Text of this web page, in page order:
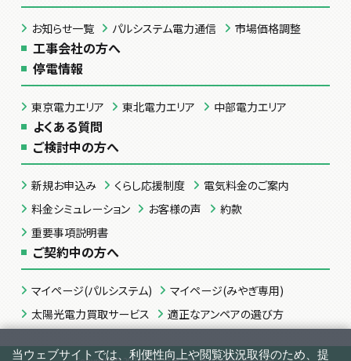
お知らせ一覧 パルシステム電力通信 市場価格調整
工事会社の方へ
停電情報
東京電力エリア 東北電力エリア 中部電力エリア
よくある質問
ご検討中の方へ
新規お申込み くらし応援制度
電気料金のご案内
料金シミュレーション
お客様の声
約款
重要事項説明書
ご契約中の方へ
マイページ(パルシステム)
マイページ(みやぎ専用)
太陽光電力買取サービス
適正なアンペアの選び方